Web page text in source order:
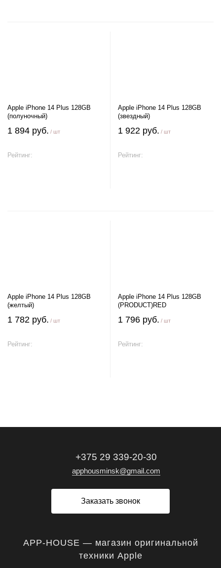
Apple iPhone 14 Plus 128GB
(полуночный)
1 894 руб. / шт
Рейтинг:
Apple iPhone 14 Plus 128GB
(звездный)
1 922 руб. / шт
Рейтинг:
Apple iPhone 14 Plus 128GB
(желтый)
1 782 руб. / шт
Рейтинг:
Apple iPhone 14 Plus 128GB
(PRODUCT)RED
1 796 руб. / шт
Рейтинг:
+375 29 339-20-30
apphousminsk@gmail.com
Заказать звонок
APP-HOUSE — магазин оригинальной
техники Apple